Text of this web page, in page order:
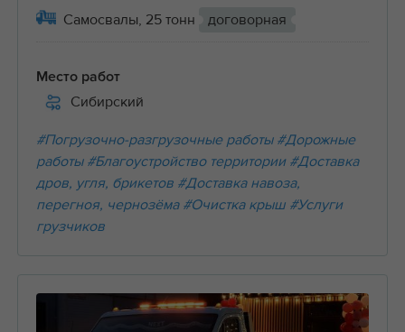
Самосвалы, 25 тонн договорная
Место работ
Сибирский
#Погрузочно-разгрузочные работы #Дорожные
работы #Благоустройство территории #Доставка
дров, угля, брикетов #Доставка навоза,
перегноя, чернозёма #Очистка крыш #Услуги
грузчиков